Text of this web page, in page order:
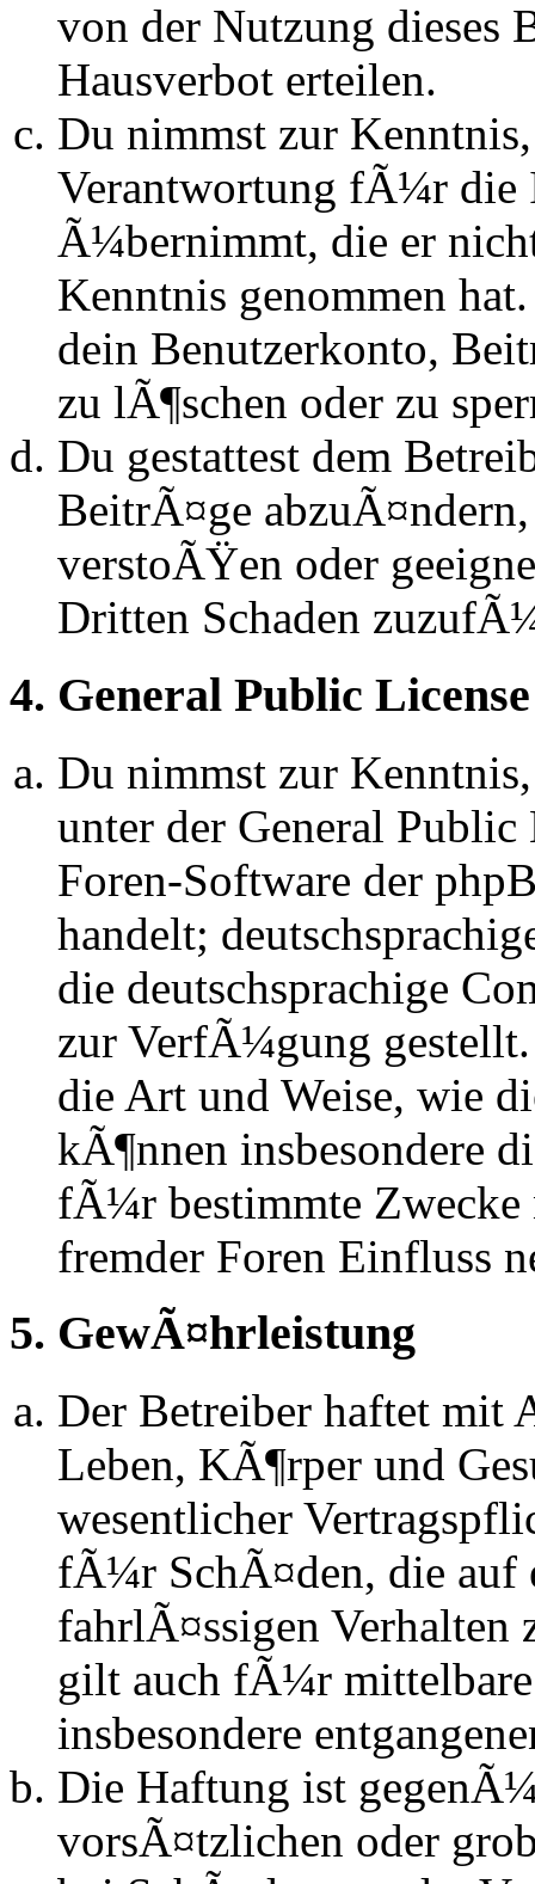
von der Nutzung dieses
Hausverbot erteilen.
Du nimmst zur
Verantwortung fÃ¼r die
Ã¼bernimmt, die er
Kenntnis genommen
dein Benutzerkonto,
zu lÃ¶schen oder zu
Du gestattest dem
BeitrÃ¤ge
verstoÃŸen oder
Dritten Schaden
4. General Public License
Du nimmst zur
unter der General
Foren-Software der
handelt;
die deutschsprachige
zur VerfÃ¼gung
die Art und Weise, wie
kÃ¶nnen insbesondere
fÃ¼r bestimmte Zwecke
fremder Foren Einfluss
5. GewÃ¤hrleistung
Der Betreiber haftet mit
Leben, KÃ¶rper und
wesentlicher
fÃ¼r SchÃ¤den, die auf
fahrlÃ¤ssigen
gilt auch fÃ¼r
insbesondere
Die Haftung ist
vorsÃ¤tzlichen oder